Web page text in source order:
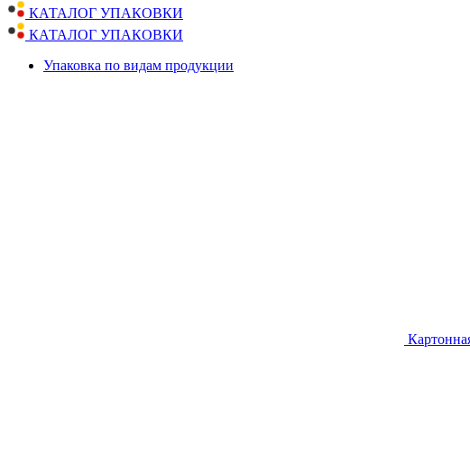
КАТАЛОГ УПАКОВКИ
КАТАЛОГ УПАКОВКИ
Упаковка по видам продукции